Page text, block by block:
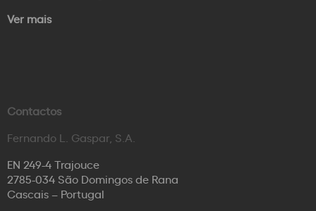
Ver mais
Contactos
Fernando L. Gaspar, S.A.
EN 249-4 Trajouce
2785-034 São Domingos de Rana
Cascais – Portugal